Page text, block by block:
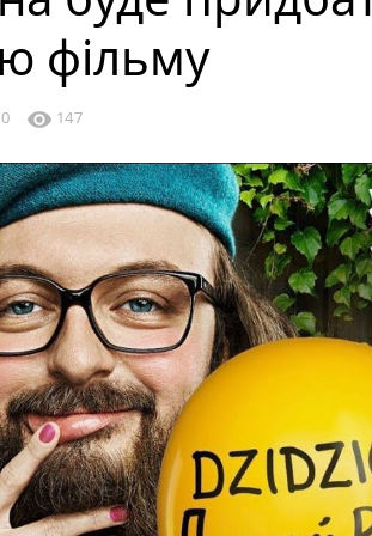
фільму
0 visibility 147